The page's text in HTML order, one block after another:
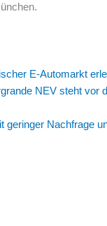
E-Automarkt
NEV steht vor
Nachfrage